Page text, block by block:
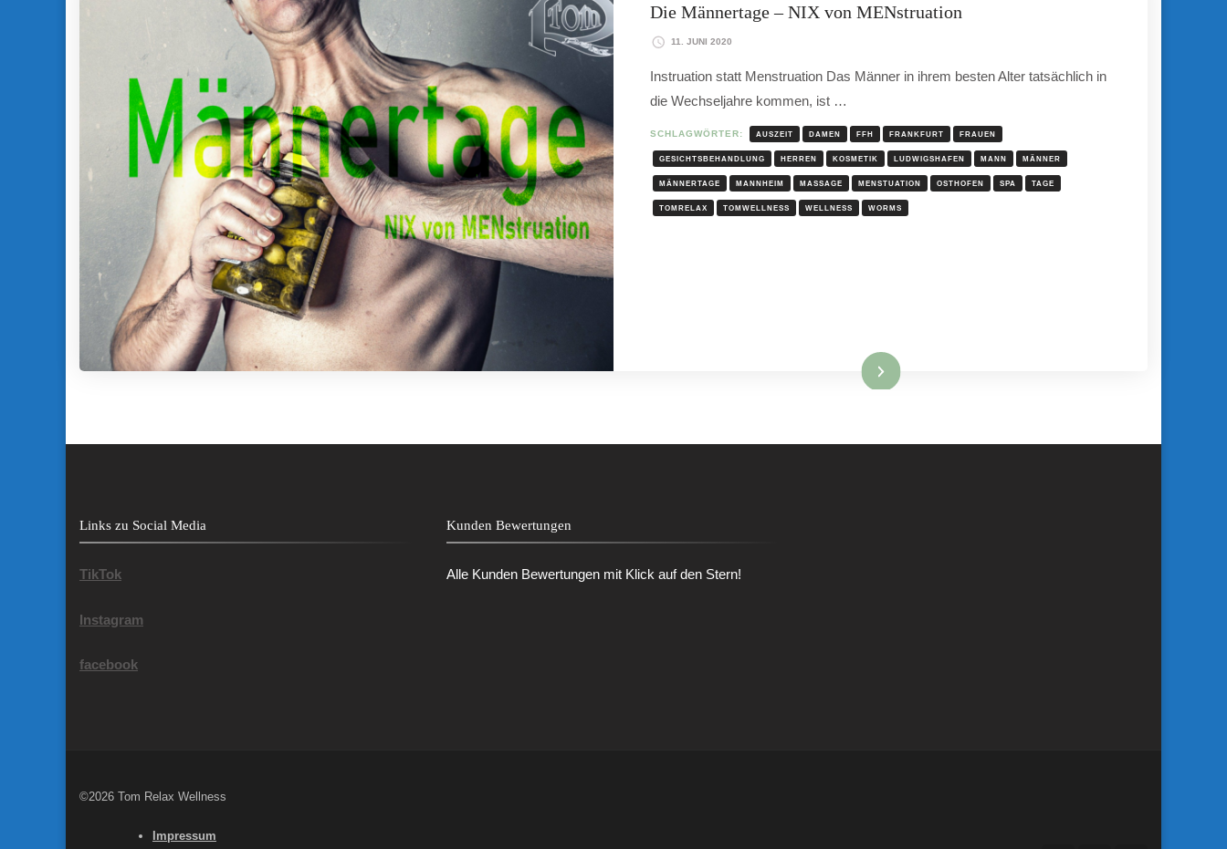
Die Männertage – NIX von MENstruation
11. JUNI 2020
Instruation statt Menstruation Das Männer in ihrem besten Alter tatsächlich in
die Wechseljahre kommen, ist …
SCHLAGWÖRTER: AUSZEIT DAMEN FFH FRANKFURT FRAUEN
GESICHTSBEHANDLUNG HERREN KOSMETIK LUDWIGSHAFEN MANN MÄNNER
MÄNNERTAGE MANNHEIM MASSAGE MENSTUATION OSTHOFEN SPA TAGE
TOMRELAX TOMWELLNESS WELLNESS WORMS
Mehr hier ...
Links zu Social Media
TikTok
Instagram
facebook
Kunden Bewertungen
Alle Kunden Bewertungen mit Klick auf den Stern!
©2026 Tom Relax Wellness
Impressum